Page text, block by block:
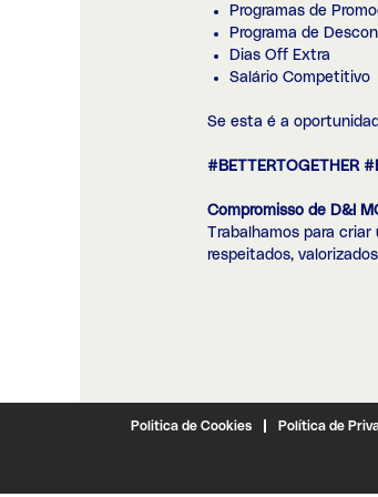
Programas de
Programa de
Dias Off Extra
Salário Competitivo
Se esta é a
#BETTERTOGETHER
Compromisso de D&I
Trabalhamos para
respeitados,
Politica de Cookies Política de